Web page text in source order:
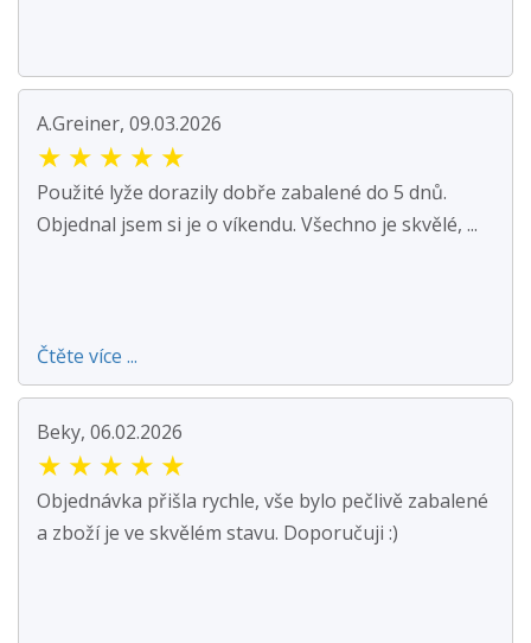
A.Greiner, 09.03.2026
★ ★ ★ ★ ★
Použité lyže dorazily dobře zabalené do 5 dnů.
Objednal jsem si je o víkendu. Všechno je skvělé, ...
Čtěte více ...
Beky, 06.02.2026
★ ★ ★ ★ ★
Objednávka přišla rychle, vše bylo pečlivě zabalené
a zboží je ve skvělém stavu. Doporučuji :)